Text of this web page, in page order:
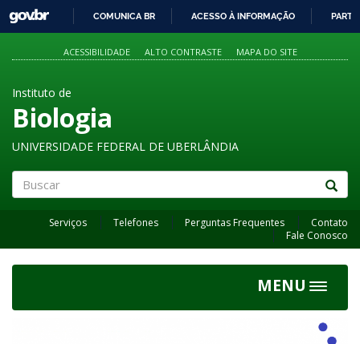
PARA
O
GOVBR
COMUNICA BR ACESSO À INFORMAÇÃO
ACESSIBILIDADE ALTO CONTRASTE MAPA DO SITE
Instituto de
Biologia
UNIVERSIDADE FEDERAL DE UBERLÂNDIA
Serviços Telefones Perguntas Frequentes
Contato
Fale Conosco
MENU
Toggle
Next